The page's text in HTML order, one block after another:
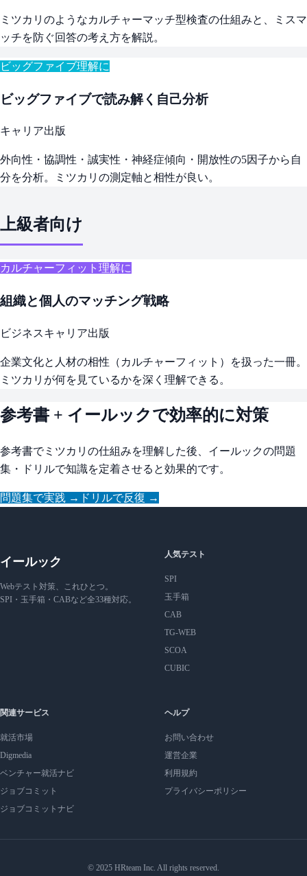
ミツカリのようなカルチャーマッチ型検査の仕組みと、ミスマ
ッチを防ぐ回答の考え方を解説。
ビッグファイブ理解に
ビッグファイブで読み解く自己分析
キャリア出版
外向性・協調性・誠実性・神経症傾向・開放性の5因子から自
分を分析。ミツカリの測定軸と相性が良い。
上級者向け
カルチャーフィット理解に
組織と個人のマッチング戦略
ビジネスキャリア出版
企業文化と人材の相性（カルチャーフィット）を扱った一冊。
ミツカリが何を見ているかを深く理解できる。
参考書 + イールックで効率的に対策
参考書でミツカリの仕組みを理解した後、イールックの問題
集・ドリルで知識を定着させると効果的です。
問題集で実践 → ドリルで反復 →
イールック
Webテスト対策、これひとつ。
SPI・玉手箱・CABなど全33種対応。
人気テスト
SPI
玉手箱
CAB
TG-WEB
SCOA
CUBIC
関連サービス
就活市場
Digmedia
ベンチャー就活ナビ
ジョブコミット
ジョブコミットナビ
ヘルプ
お問い合わせ
運営企業
利用規約
プライバシーポリシー
© 2025 HRteam Inc. All rights reserved.